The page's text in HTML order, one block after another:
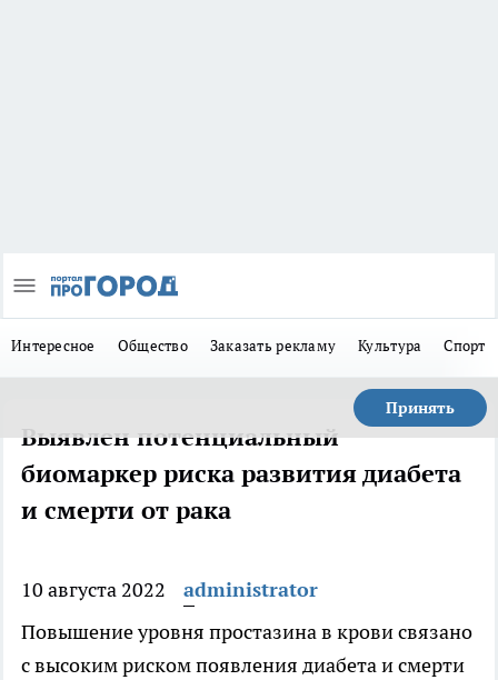
Интересное Общество Заказать рекламу Культура Спорт
Принять
Выявлен потенциальный
биомаркер риска развития диабета
и смерти от рака
10 августа 2022
administrator
Повышение уровня простазина в крови связано
с высоким риском появления диабета и смерти